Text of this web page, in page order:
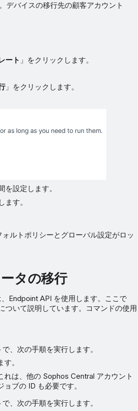
デバイスの移行先の顧客アカウント
ート 」をクリックします。
」をクリックします。
を設定します。
す。
ルトポリシーとグローバル設定がロッ
タの移行
Endpoint API を使用します。ここで
ついて説明しています。コマンドの使用
、次の手順を実行します。
。
れは、他の Sophos Central アカウント
ブの ID も必要です。
、次の手順を実行します。